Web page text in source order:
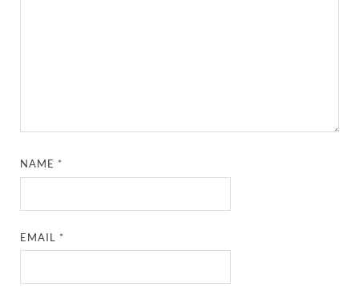
NAME*
EMAIL*